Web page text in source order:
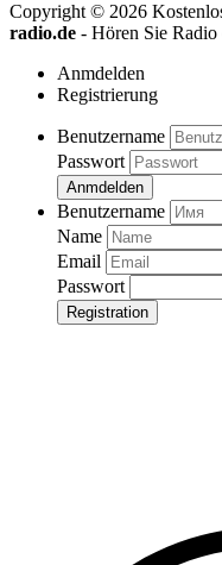
Copyright © 2026
radio.de - Hören Sie Radio
Anmdelden
Registrierung
Benutzername
Passwort
Anmdelden
Benutzername
Name
Email
Passwort
Registration